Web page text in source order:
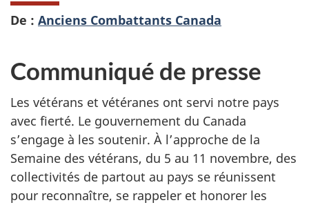
De : Anciens Combattants Canada
Communiqué de presse
Les vétérans et vétéranes ont servi notre pays
avec fierté. Le gouvernement du Canada
s’engage à les soutenir. À l’approche de la
Semaine des vétérans, du 5 au 11 novembre, des
collectivités de partout au pays se réunissent
pour reconnaître, se rappeler et honorer les